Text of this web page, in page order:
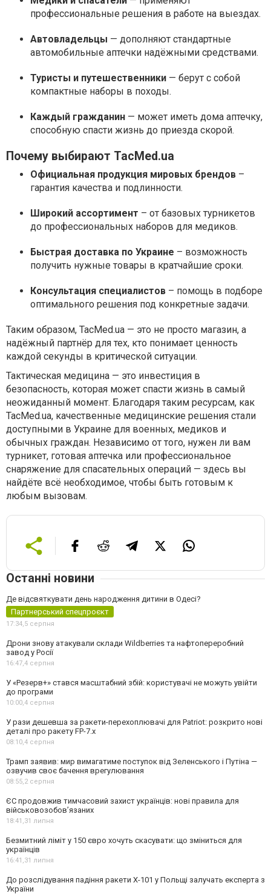
профессиональные решения в работе на выездах.
Автовладельцы — дополняют стандартные
автомобильные аптечки надёжными средствами.
Туристы и путешественники — берут с собой
компактные наборы в походы.
Каждый гражданин — может иметь дома аптечку,
способную спасти жизнь до приезда скорой.
Почему выбирают TacMed.ua
Официальная продукция мировых брендов –
гарантия качества и подлинности.
Широкий ассортимент – от базовых турникетов
до профессиональных наборов для медиков.
Быстрая доставка по Украине – возможность
получить нужные товары в кратчайшие сроки.
Консультация специалистов – помощь в подборе
оптимального решения под конкретные задачи.
Таким образом, TacMed.ua — это не просто магазин, а
надёжный партнёр для тех, кто понимает ценность
каждой секунды в критической ситуации.
Тактическая медицина — это инвестиция в
безопасность, которая может спасти жизнь в самый
неожиданный момент. Благодаря таким ресурсам, как
TacMed.ua, качественные медицинские решения стали
доступными в Украине для военных, медиков и
обычных граждан. Независимо от того, нужен ли вам
турникет, готовая аптечка или профессиональное
снаряжение для спасательных операций — здесь вы
найдёте всё необходимое, чтобы быть готовым к
любым вызовам.
Останні новини
Де відсвяткувати день народження дитини в Одесі?
Партнерський спецпроєкт
17:34,5 серпня
Дрони знову атакували склади Wildberries та нафтопереробний
завод у Росії
16:47,4 серпня
У «Резерв+» стався масштабний збій: користувачі не можуть увійти
до програми
10:00,4 серпня
У рази дешевша за ракети-перехоплювачі для Patriot: розкрито нові
деталі про ракету FP-7.x
08:10,4 серпня
Трамп заявив: мир вимагатиме поступок від Зеленського і Путіна —
озвучив своє бачення врегулювання
08:55,2 серпня
ЄС продовжив тимчасовий захист українців: нові правила для
військовозобов’язаних
18:41,31 липня
Безмитний ліміт у 150 євро хочуть скасувати: що зміниться для
українців
16:41,31 липня
До розслідування падіння ракети Х-101 у Польщі залучать експерта з
України